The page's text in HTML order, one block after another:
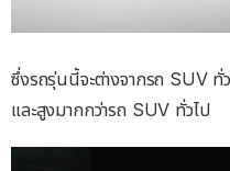
ซึ่งรถรุ่นนี้จะต่างจากรถ SUV
และสูงมากกว่ารถ SUV ทั่วไป